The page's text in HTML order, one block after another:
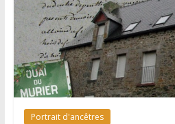
Portrait d'ancêtres